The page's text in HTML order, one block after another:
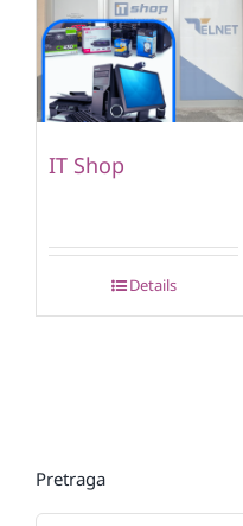
IT Shop
Details
Pretraga